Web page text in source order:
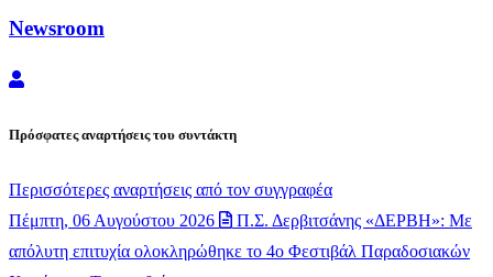
Newsroom
Newsroom
Πρόσφατες αναρτήσεις του συντάκτη
Περισσότερες αναρτήσεις από τον συγγραφέα
Πέμπτη, 06 Αυγούστου 2026
Π.Σ. Δερβιτσάνης «ΔΕΡΒΗ»: Με
απόλυτη επιτυχία ολοκληρώθηκε το 4ο Φεστιβάλ Παραδοσιακών